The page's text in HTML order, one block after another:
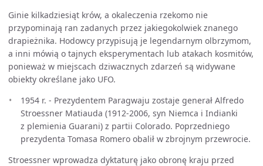
Ginie kilkadziesiąt krów, a okaleczenia rzekomo nie
przypominają ran zadanych przez jakiegokolwiek znanego
drapieżnika. Hodowcy przypisują je legendarnym olbrzymom,
a inni mówią o tajnych eksperymentach lub atakach kosmitów,
ponieważ w miejscach dziwacznych zdarzeń są widywane
obiekty określane jako UFO.
1954 r. - Prezydentem Paragwaju zostaje generał Alfredo
Stroessner Matiauda (1912-2006, syn Niemca i Indianki
z plemienia Guarani) z partii Colorado. Poprzedniego
prezydenta Tomasa Romero obalił w zbrojnym przewrocie.
Stroessner wprowadza dyktaturę jako obronę kraju przed